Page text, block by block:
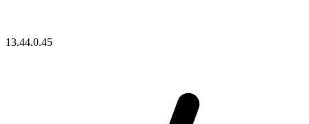
13.44.0.45